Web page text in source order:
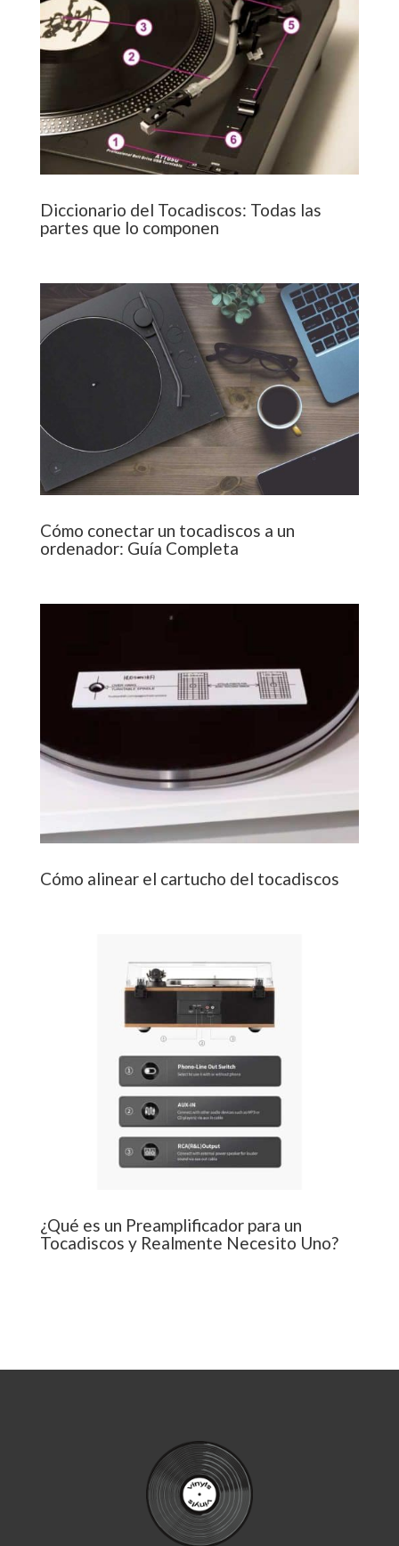
Diccionario del Tocadiscos: Todas las
partes que lo componen
Cómo conectar un tocadiscos a un
ordenador: Guía Completa
Cómo alinear el cartucho del tocadiscos
¿Qué es un Preamplificador para un
Tocadiscos y Realmente Necesito Uno?